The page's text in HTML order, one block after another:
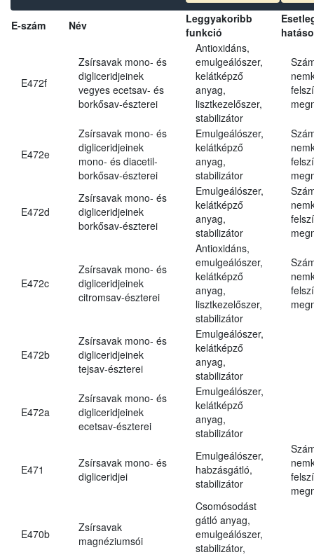
E-szám Név
Leggyakoribb
funkció
E472f
Zsírsavak mono- és
digliceridjeinek
vegyes ecetsav- és
borkősav-észterei
Antioxidáns,
emulgeálószer,
kelátképző
anyag,
lisztkezelőszer,
stabilizátor
E472e
Zsírsavak mono- és
digliceridjeinek
mono- és diacetil-
borkősav-észterei
Emulgeálószer,
kelátképző
anyag,
stabilizátor
E472d
Zsírsavak mono- és
digliceridjeinek
borkősav-észterei
Emulgeálószer,
kelátképző
anyag,
stabilizátor
E472c
Zsírsavak mono- és
digliceridjeinek
citromsav-észterei
Antioxidáns,
emulgeálószer,
kelátképző
anyag,
lisztkezelőszer,
stabilizátor
E472b
Zsírsavak mono- és
digliceridjeinek
tejsav-észterei
Emulgeálószer,
kelátképző
anyag,
stabilizátor
E472a
Zsírsavak mono- és
digliceridjeinek
ecetsav-észterei
Emulgeálószer,
kelátképző
anyag,
stabilizátor
E471
Zsírsavak mono- és
digliceridjei
Emulgeálószer,
habzásgátló,
stabilizátor
E470b
Zsírsavak
magnéziumsói
Csomósodást
gátló anyag,
emulgeálószer,
stabilizátor,